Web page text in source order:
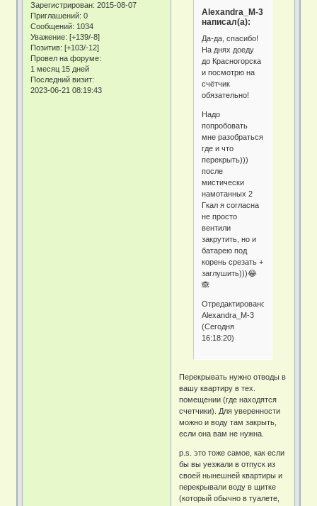
Зарегистрирован: 2015-08-07
Приглашений: 0
Сообщений: 1034
Уважение: [+139/-8]
Позитив: [+103/-12]
Провел на форуме:
1 месяц 15 дней
Последний визит:
2023-06-21 08:19:43
Alexandra_M-3
написал(а):
Да-да, спасибо!
На днях доеду
до Красногорска
и посмотрю на
счётчик
обязательно!
Надо
попробовать
мне разобраться
где и что
перекрыть)))
после
мистически
намотанных 2
Гкал я согласна
не просто
вентили
закрутить, но и
батарею под
корень срезать +
заглушить)))😂
🙈
Отредактировано
Alexandra_M-3
(Сегодня
16:18:20)
Перекрывать нужно отводы в
вашу квартиру в тех.
помещении (где находятся
счетчики). Для уверенности
можно и воду там закрыть,
если она вам не нужна.
p.s. это тоже самое, как если
бы вы уезжали в отпуск из
своей нынешней квартиры и
перекрывали воду в щитке
(который обычно в туалете,